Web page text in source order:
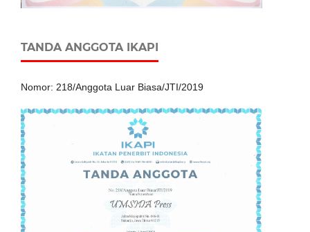
TANDA ANGGOTA IKAPI
Nomor: 218/Anggota Luar Biasa/JTI/2019